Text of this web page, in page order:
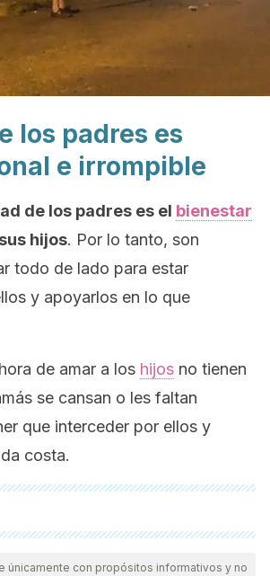
los padres es
e irrompible
de los padres es el bienestar
hijos. Por lo tanto, son
todo de lado para estar
y apoyarlos en lo que
de amar a los hijos no tienen
se cansan o les faltan
que interceder por ellos y
costa.
fueron revisadas a profundidad por
asegurar su calidad, confiabilidad,
únicamente con propósitos informativos y no